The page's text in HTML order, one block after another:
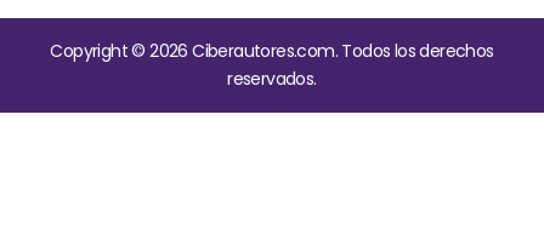
Copyright © 2026 Ciberautores.com. Todos los derechos
reservados.